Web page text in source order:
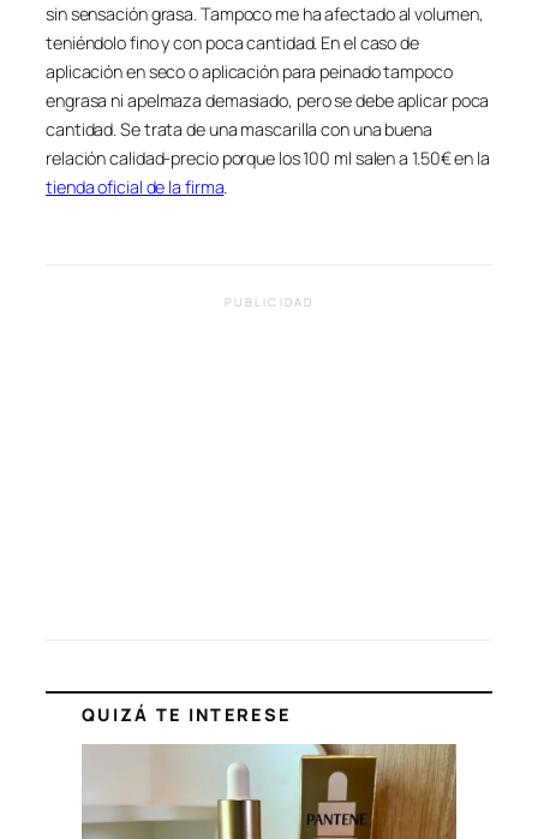
sin sensación grasa. Tampoco me ha afectado al volumen,
teniéndolo fino y con poca cantidad. En el caso de
aplicación en seco o aplicación para peinado tampoco
engrasa ni apelmaza demasiado, pero se debe aplicar poca
cantidad. Se trata de una mascarilla con una buena
relación calidad-precio porque los 100 ml salen a 1.50€ en la
tienda oficial de la firma
PUBLICIDAD
QUIZÁ TE INTERESE